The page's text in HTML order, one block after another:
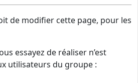
de modifier cette page, pour les
essayez de réaliser n’est
utilisateurs du groupe :